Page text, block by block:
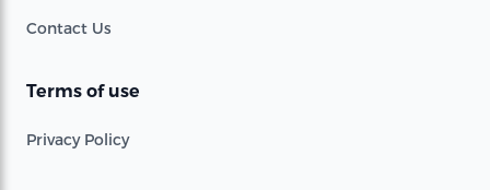
Contact Us
Terms of use
Privacy Policy